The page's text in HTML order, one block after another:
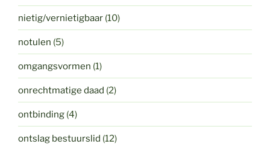
nietig/vernietigbaar (10)
notulen (5)
omgangsvormen (1)
onrechtmatige daad (2)
ontbinding (4)
ontslag bestuurslid (12)